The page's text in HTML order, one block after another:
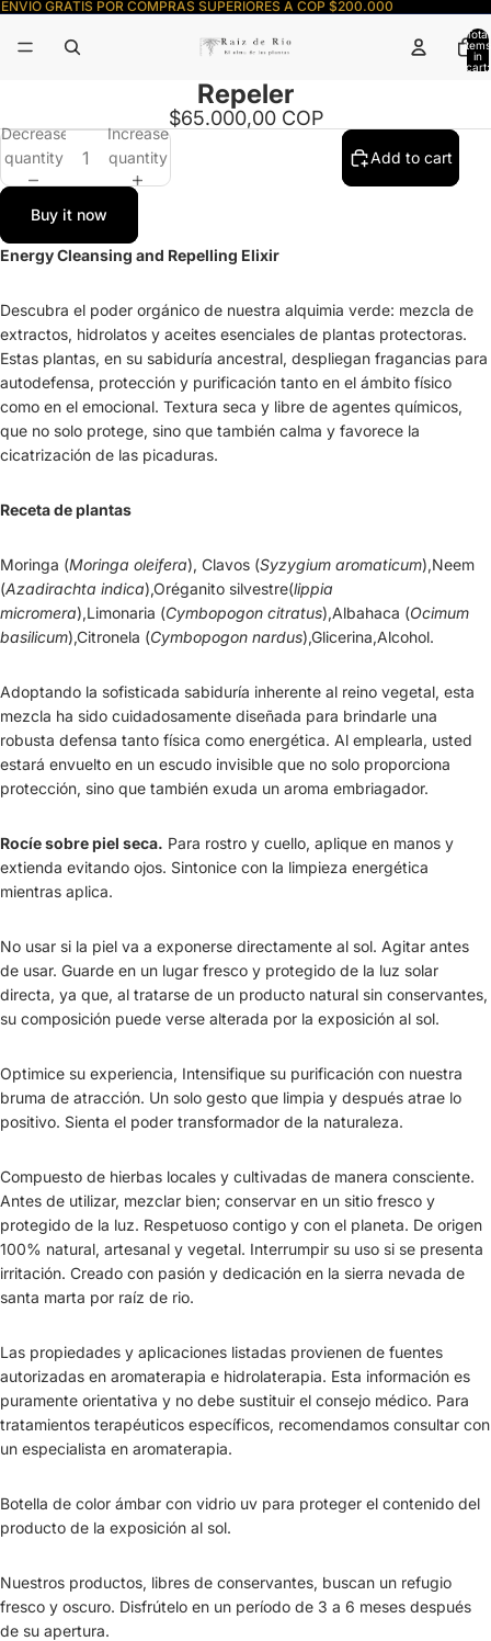
ENVIO GRATIS POR COMPRAS SUPERIORES A COP $200.000
Total
items
in
cart:
in
full
screen
in
full
screen
Repeler
$65.000,00 COP
Decrease
quantity
Increase
quantity
Add to cart
Buy it now
Energy Cleansing and Repelling Elixir
Descubra el poder orgánico de nuestra alquimia verde: mezcla de
extractos, hidrolatos y aceites esenciales de plantas protectoras.
Estas plantas, en su sabiduría ancestral, despliegan fragancias para
autodefensa, protección y purificación tanto en el ámbito físico
como en el emocional. Textura seca y libre de agentes químicos,
que no solo protege, sino que también calma y favorece la
cicatrización de las picaduras.
Receta de plantas
Moringa (Moringa oleifera), Clavos (Syzygium aromaticum),Neem
(Azadirachta indica),Oréganito silvestre(lippia
micromera),Limonaria (Cymbopogon citratus),Albahaca (Ocimum
basilicum),Citronela (Cymbopogon nardus),Glicerina,Alcohol.
Adoptando la sofisticada sabiduría inherente al reino vegetal, esta
mezcla ha sido cuidadosamente diseñada para brindarle una
robusta defensa tanto física como energética. Al emplearla, usted
estará envuelto en un escudo invisible que no solo proporciona
protección, sino que también exuda un aroma embriagador.
Rocíe sobre piel seca. Para rostro y cuello, aplique en manos y
extienda evitando ojos. Sintonice con la limpieza energética
mientras aplica.
No usar si la piel va a exponerse directamente al sol. Agitar antes
de usar. Guarde en un lugar fresco y protegido de la luz solar
directa, ya que, al tratarse de un producto natural sin conservantes,
su composición puede verse alterada por la exposición al sol.
Optimice su experiencia, Intensifique su purificación con nuestra
bruma de atracción. Un solo gesto que limpia y después atrae lo
positivo. Sienta el poder transformador de la naturaleza.
Compuesto de hierbas locales y cultivadas de manera consciente.
Antes de utilizar, mezclar bien; conservar en un sitio fresco y
protegido de la luz. Respetuoso contigo y con el planeta. De origen
100% natural, artesanal y vegetal. Interrumpir su uso si se presenta
irritación. Creado con pasión y dedicación en la sierra nevada de
santa marta por raíz de rio.
Las propiedades y aplicaciones listadas provienen de fuentes
autorizadas en aromaterapia e hidrolaterapia. Esta información es
puramente orientativa y no debe sustituir el consejo médico. Para
tratamientos terapéuticos específicos, recomendamos consultar con
un especialista en aromaterapia.
Botella de color ámbar con vidrio uv para proteger el contenido del
producto de la exposición al sol.
Nuestros productos, libres de conservantes, buscan un refugio
fresco y oscuro. Disfrútelo en un período de 3 a 6 meses después
de su apertura.